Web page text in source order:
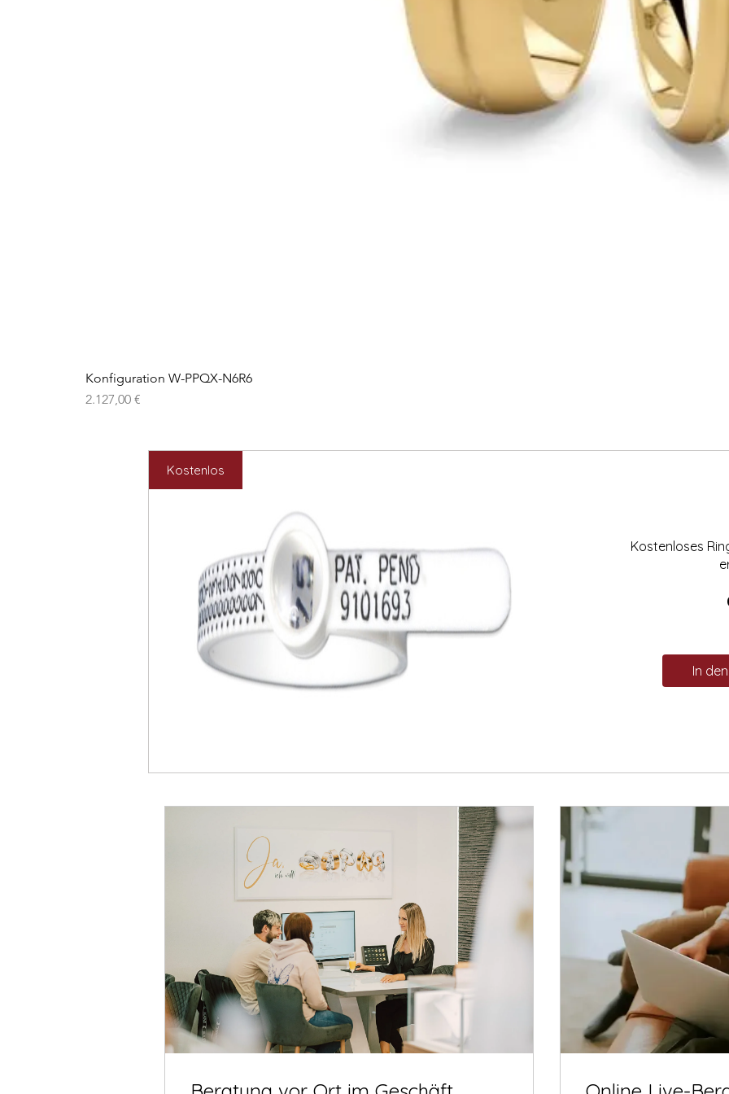
Konfiguration W-PPQX-N6R6
Preis
2.127,00 €
Kostenlos
Kostenloses
In